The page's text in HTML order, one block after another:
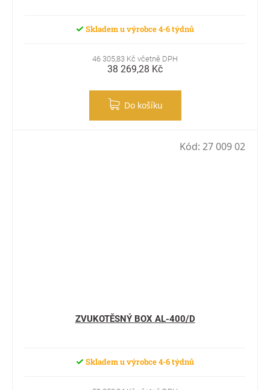
Skladem u výrobce 4-6 týdnů
46 305,83 Kč včetně DPH
38 269,28 Kč
Do košíku
ZVUKOTĚSNÝ BOX AL-400/D
Skladem u výrobce 4-6 týdnů
Kód: 27 009 02